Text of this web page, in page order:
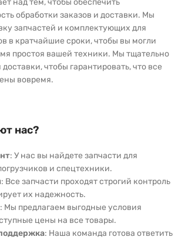
над тем, чтобы обеспечить
обработки заказов и доставки. Мы
запчастей и комплектующих для
в кратчайшие сроки, чтобы вы могли
простоя вашей техники. Мы тщательно
чтобы гарантировать, что все
вовремя.
нас?
: У нас вы найдете запчасти для
и спецтехники.
: Все запчасти проходят строгий контроль
их надежность.
: Мы предлагаем выгодные условия
цены на все товары.
: Наша команда готова ответить